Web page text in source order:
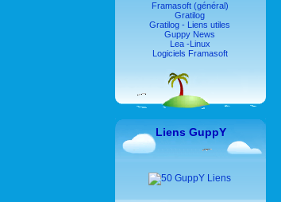
Framasoft (général)
Gratilog
Gratilog - Liens utiles
Guppy News
Lea -Linux
Logiciels Framasoft
Liens GuppY